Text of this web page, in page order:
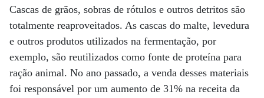
Cascas de grãos, sobras de rótulos e outros detritos são
totalmente reaproveitados. As cascas do malte, levedura
e outros produtos utilizados na fermentação, por
exemplo, são reutilizados como fonte de proteína para
ração animal. No ano passado, a venda desses materiais
foi responsável por um aumento de 31% na receita da